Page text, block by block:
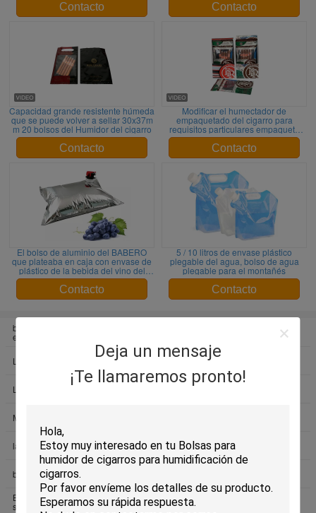
Deja un mensaje
¡Te llamaremos pronto!
Contacto
Contacto
Capacidad grande resistente húmeda
que se puede volver a sellar 30x37m
m 20 bolsos del Humidor del cigarro
Contacto
Modificar el humectador de
empaquetado del cigarro para
requisitos particulares empaqueta
con la cremallera superior portátil
Contacto
El bolso de aluminio del BABERO
que plateaba en caja con envase de
plástico de la bebida del vino del
líquido de la espita modificó para
requisitos particulares
Contacto
5 / 10 litros de envase plástico
plegable del agua, bolso de agua
plegable para el montañés
Contacto
bolsos polivinílicos de
empaquetado Bolsos del Humidor del cigarro
Las bolsas de plástico del lazo BOLSO EN CAJA
Levántese la bolsa con el canalón Bolsos del Ziplock de la hoja
Mochila plástica del lazo
las bolsas de plástico del bopp Bolso suave de la manija del lazo
bolsas asa troquelada
Bolsos polivinílicos con las
suspensiones Bolso plástico de la manija